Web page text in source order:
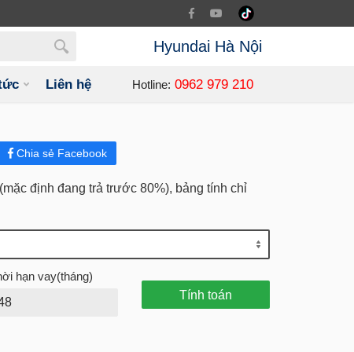
Liên hệ Hotline: 0962 979 210
Hyundai Hà Nội
Chia sẻ Facebook
định đang trả trước 80%), bảng tính chỉ
hạn vay(tháng)
Tính toán